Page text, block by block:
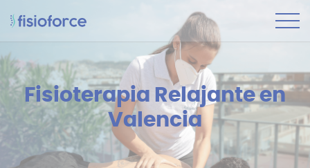
Fisioterapia Relajante en
Valencia